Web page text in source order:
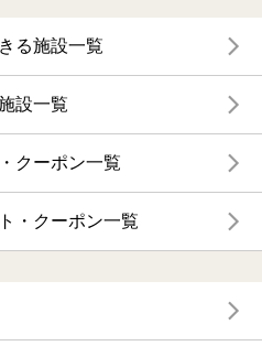
る施設一覧
設一覧
クーポン一覧
・クーポン一覧